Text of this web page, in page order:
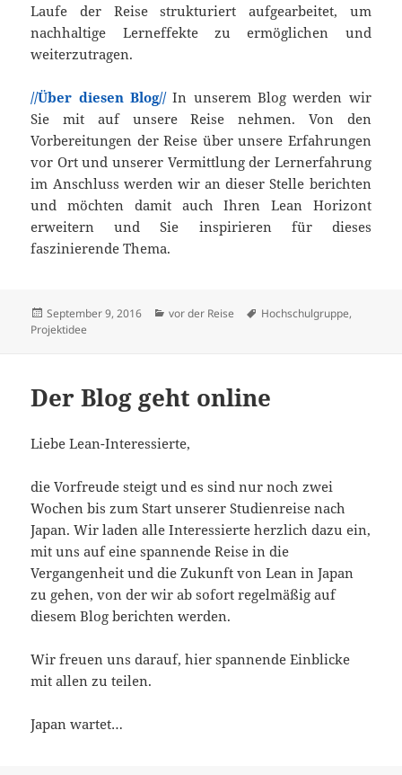
Laufe der Reise strukturiert aufgearbeitet, um
nachhaltige Lerneffekte zu ermöglichen und
weiterzutragen.
//Über diesen Blog// In unserem Blog werden wir
Sie mit auf unsere Reise nehmen. Von den
Vorbereitungen der Reise über unsere Erfahrungen
vor Ort und unserer Vermittlung der Lernerfahrung
im Anschluss werden wir an dieser Stelle berichten
und möchten damit auch Ihren Lean Horizont
erweitern und Sie inspirieren für dieses
faszinierende Thema.
Veröffentlicht
am
September 9, 2016 Kategorien
vor der Reise Schlagwörter
Hochschulgruppe,
Projektidee
Der Blog geht online
Liebe Lean-Interessierte,
die Vorfreude steigt und es sind nur noch zwei
Wochen bis zum Start unserer Studienreise nach
Japan. Wir laden alle Interessierte herzlich dazu ein,
mit uns auf eine spannende Reise in die
Vergangenheit und die Zukunft von Lean in Japan
zu gehen, von der wir ab sofort regelmäßig auf
diesem Blog berichten werden.
Wir freuen uns darauf, hier spannende Einblicke
mit allen zu teilen.
Japan wartet…